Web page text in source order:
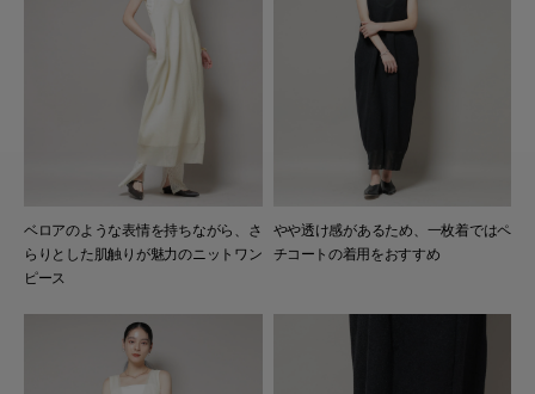
ベロアのような表情を持ちながら、さ
らりとした肌触りが魅力のニットワン
ピース
やや透け感があるため、一枚着ではペ
チコートの着用をおすすめ